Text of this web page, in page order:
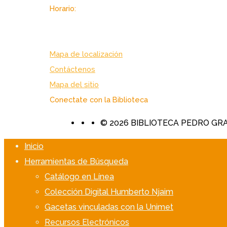
Horario:
Mapa de localización
Contáctenos
Mapa del sitio
Conectate con la Biblioteca
© 2026 BIBLIOTECA PEDRO
Inicio
Herramientas de Búsqueda
Catálogo en Línea
Colección Digital Humberto Njaim
Gacetas vinculadas con la Unimet
Recursos Electrónicos